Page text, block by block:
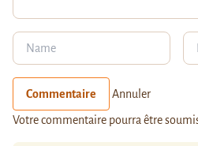
Commentaire Annuler
Votre commentaire pourra être